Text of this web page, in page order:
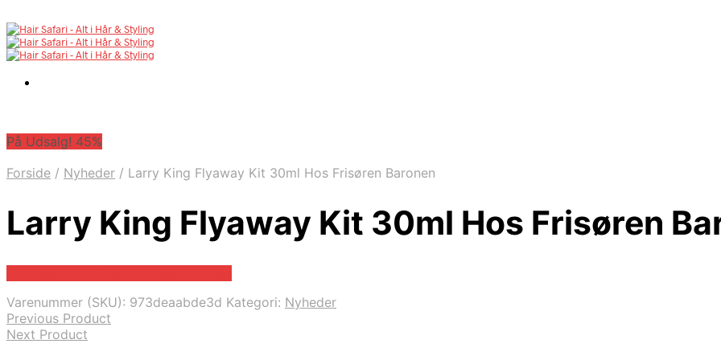
På Udsalg! 45%
Forside / Nyheder / Larry King Flyaway Kit 30ml Hos Frisøren Baronen
Larry King Flyaway Kit 30ml Hos Frisøren
Varenummer (SKU): 973deaabde3d Kategori: Nyheder
Previous Product
Next Product